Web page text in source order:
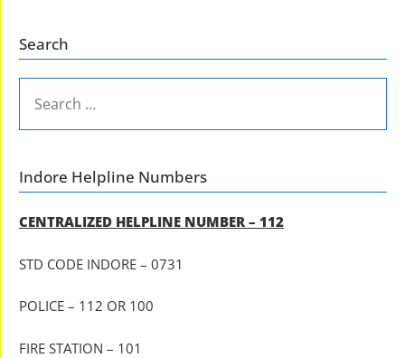
Search
FOR:
Indore Helpline Numbers
CENTRALIZED HELPLINE NUMBER – 112
STD CODE INDORE – 0731
POLICE – 112 OR 100
FIRE STATION – 101